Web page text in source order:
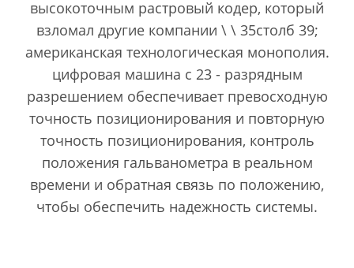
высокоточным растровый кодер, который
взломал другие компании \ \ 35столб 39;
американская технологическая монополия.
цифровая машина с 23 - разрядным
разрешением обеспечивает превосходную
точность позиционирования и повторную
точность позиционирования, контроль
положения гальванометра в реальном
времени и обратная связь по положению,
чтобы обеспечить надежность системы.